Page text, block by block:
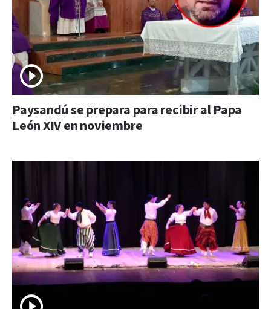
Paysandú se prepara para recibir al Papa
León XIV en noviembre